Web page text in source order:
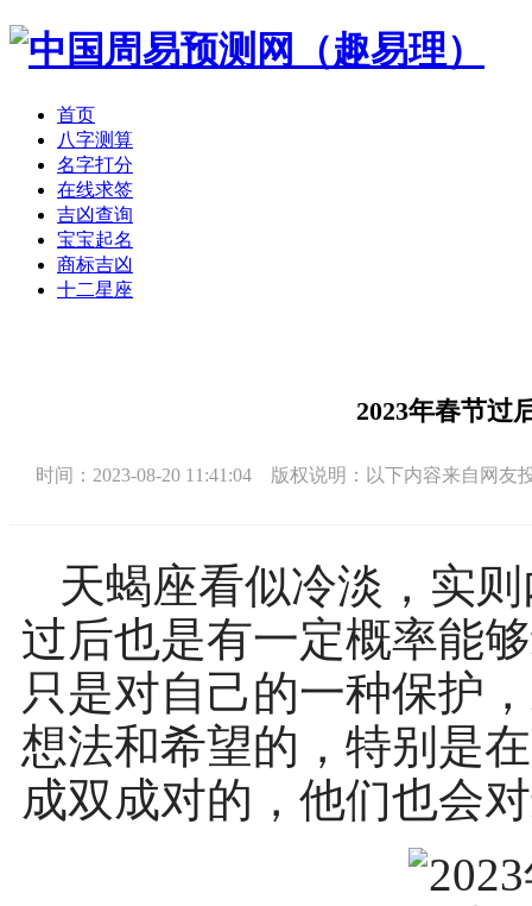
首页
八字测算
名字打分
在线求签
吉凶查询
宝宝起名
商标吉凶
十二星座
2023年春节过
时间：2023-08-20 11:41:04 版权说明：以下内容来自网友
天蝎座看似冷淡，实
过后也是有一定概率能
只是对自己的一种保护
想法和希望的，特别是
成双成对的，他们也会